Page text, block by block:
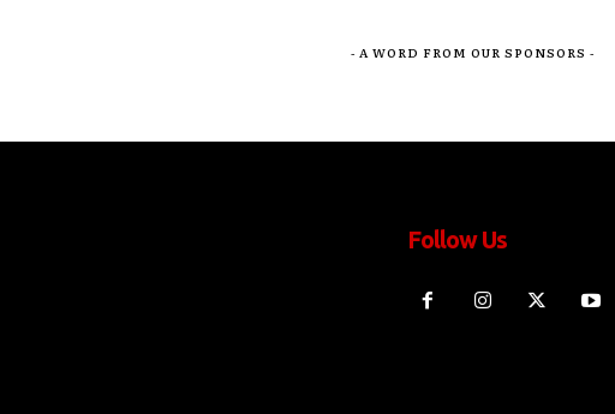
- A WORD FROM OUR SPONSORS -
Follow Us